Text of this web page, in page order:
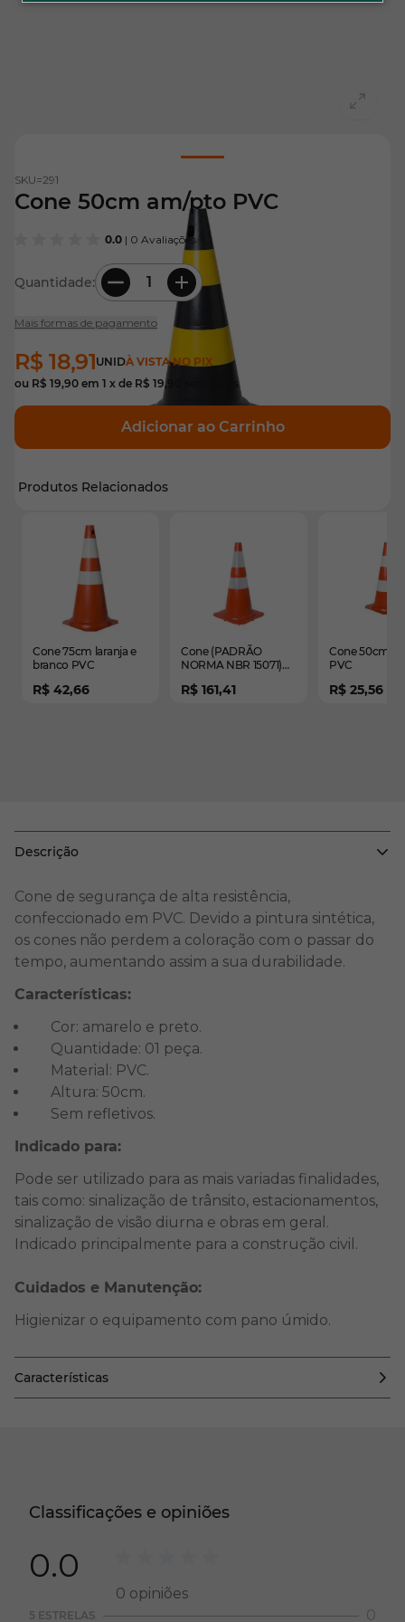
0.0 | 0 Avaliações
SKU=291
Cone 50cm am/pto PVC
Quantidade:
Mais formas de pagamento
R$ 18,91UNIDÀ VISTA NO PIX
ou R$ 19,90 em 1 x de R$ 19,90 sem juros
Adicionar ao Carrinho
Produtos Relacionados
É possível navegar pelos elementos do carrossel
Pressione para pular o carrossel
Pressione para ir para a navegação em carrossel
Cone 75cm laranja e
branco PVC
R$ 42,66
Cone (PADRÃO
NORMA NBR 15071)
lar/bco
R$ 161,41
Cone 50cm
PVC
R$ 25,56
Descrição
Cone de segurança de alta resistência,
confeccionado em PVC. Devido a pintura sintética,
os cones não perdem a coloração com o passar do
tempo, aumentando assim a sua durabilidade.
Características:
Cor: amarelo e preto.
Quantidade: 01 peça.
Material: PVC.
Altura: 50cm.
Sem refletivos.
Indicado para:
Pode ser utilizado para as mais variadas finalidades,
tais como: sinalização de trânsito, estacionamentos,
sinalização de visão diurna e obras em geral.
Indicado principalmente para a construção civil.
Cuidados e Manutenção:
Higienizar o equipamento com pano úmido.
Características
Classificações e opiniões
0.0
0 opiniões
5 ESTRELAS 0